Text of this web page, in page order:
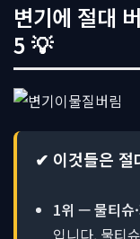
변기에 절대
5 💡
✔ 이것들은 절
1위 — 물티슈
입니다. 물티